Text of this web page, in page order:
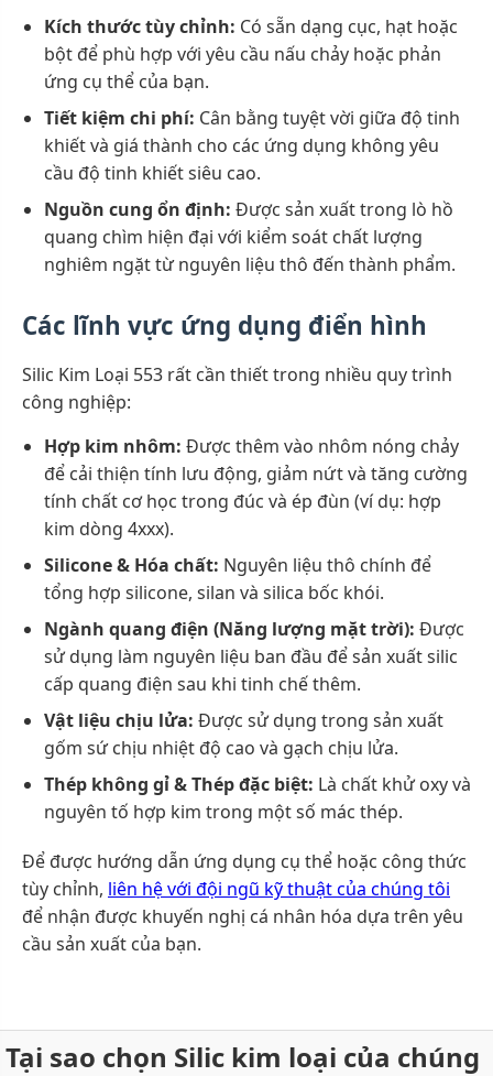
Kích thước tùy chỉnh: Có sẵn dạng cục, hạt hoặc
bột để phù hợp với yêu cầu nấu chảy hoặc phản
ứng cụ thể của bạn.
Tiết kiệm chi phí: Cân bằng tuyệt vời giữa độ tinh
khiết và giá thành cho các ứng dụng không yêu
cầu độ tinh khiết siêu cao.
Nguồn cung ổn định: Được sản xuất trong lò hồ
quang chìm hiện đại với kiểm soát chất lượng
nghiêm ngặt từ nguyên liệu thô đến thành phẩm.
Các lĩnh vực ứng dụng điển hình
Silic Kim Loại 553 rất cần thiết trong nhiều quy trình
công nghiệp:
Hợp kim nhôm: Được thêm vào nhôm nóng chảy
để cải thiện tính lưu động, giảm nứt và tăng cường
tính chất cơ học trong đúc và ép đùn (ví dụ: hợp
kim dòng 4xxx).
Silicone & Hóa chất: Nguyên liệu thô chính để
tổng hợp silicone, silan và silica bốc khói.
Ngành quang điện (Năng lượng mặt trời): Được
sử dụng làm nguyên liệu ban đầu để sản xuất silic
cấp quang điện sau khi tinh chế thêm.
Vật liệu chịu lửa: Được sử dụng trong sản xuất
gốm sứ chịu nhiệt độ cao và gạch chịu lửa.
Thép không gỉ & Thép đặc biệt: Là chất khử oxy và
nguyên tố hợp kim trong một số mác thép.
Để được hướng dẫn ứng dụng cụ thể hoặc công thức
tùy chỉnh, liên hệ với đội ngũ kỹ thuật của chúng tôi
để nhận được khuyến nghị cá nhân hóa dựa trên yêu
cầu sản xuất của bạn.
Tại sao chọn Silic kim loại của chúng